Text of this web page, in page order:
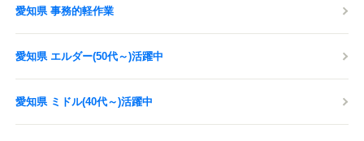
愛知県 事務的軽作業
愛知県 エルダー(50代～)活躍中
愛知県 ミドル(40代～)活躍中